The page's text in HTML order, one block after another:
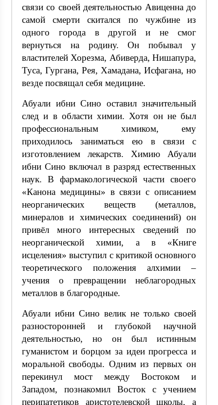
связи со своей деятельностью Авиценна до
самой смерти скитался по чужбине из
одного города в другой и не смог
вернуться на родину. Он побывал у
властителей Хорезма, Абиверда, Нишапура,
Туса, Гургана, Рея, Хамадана, Исфагана, но
везде посвящал себя медицине.
Абуали ибни Сино оставил значительный
след и в области химии. Хотя он не был
профессиональным химиком, ему
приходилось заниматься ею в связи с
изготовлением лекарств. Химию Абуали
ибни Сино включал в разряд естественных
наук. В фармакологической части своего
«Канона медицины» в связи с описанием
неорганических веществ (металлов,
минералов и химических соединений) он
привёл много интересных сведений по
неорганической химии, а в «Книге
исцеления» выступил с критикой основного
теоретического положения алхимии –
учения о превращении неблагородных
металлов в благородные.
Абуали ибни Сино велик не только своей
разносторонней и глубокой научной
деятельностью, но он был истинным
гуманистом и борцом за идеи прогресса и
моральной свободы. Одним из первых он
перекинул мост между Востоком и
Западом, познакомил Восток с учением
перипатетиков аристотелевской школы, а